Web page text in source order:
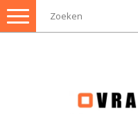
Toggle
navigation